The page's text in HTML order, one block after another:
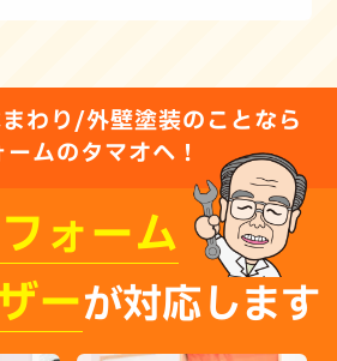
わり/外壁塗装のことなら
ームのタマオへ！
ォーム
ーが対応します